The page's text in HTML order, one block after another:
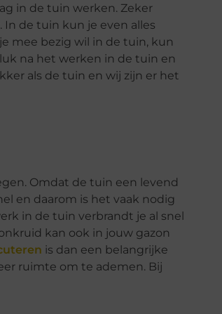
in de tuin werken. Zeker
de tuin kun je even alles
mee bezig wil in de tuin, kun
na het werken in de tuin en
als de tuin en wij zijn er het
Omdat de tuin een levend
en daarom is het vaak nodig
in de tuin verbrandt je al snel
kan ook in jouw gazon
is dan een belangrijke
ruimte om te ademen. Bij